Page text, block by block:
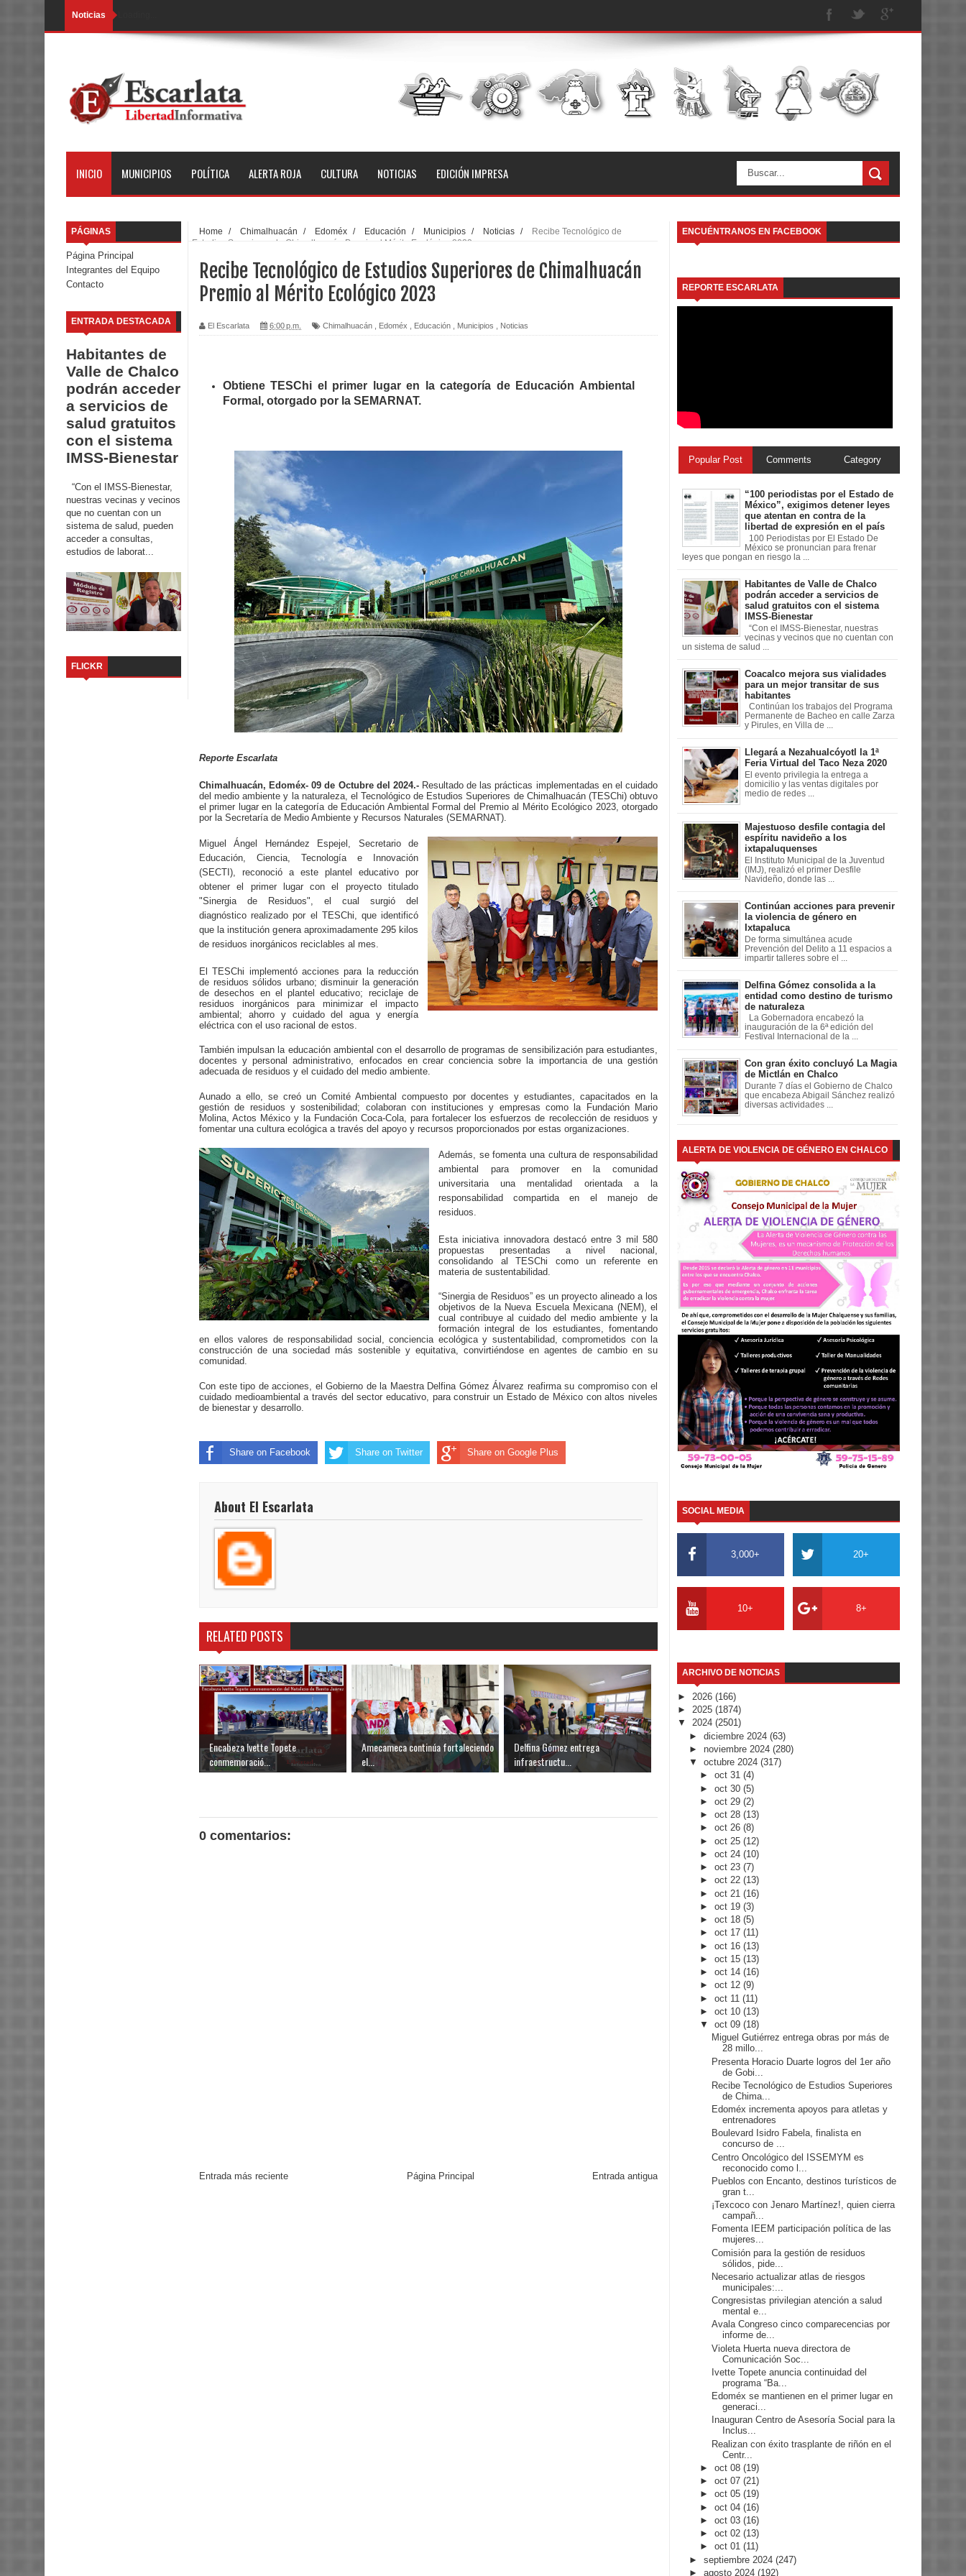
Noticias
INICIO MUNICIPIOS POLÍTICA ALERTA ROJA CULTURA NOTICIAS EDICIÓN IMPRESA
PÁGINAS
Página Principal
Integrantes del Equipo
Contacto
ENTRADA DESTACADA
Habitantes de
Valle de Chalco
podrán acceder
a servicios de
salud gratuitos
con el sistema
IMSS-Bienestar
“Con el IMSS-Bienestar,
nuestras vecinas y vecinos
que no cuentan con un
sistema de salud, pueden
acceder a consultas,
estudios de laborat...
FLICKR
Home / Chimalhuacán / Edoméx / Educación / Municipios / Noticias /
Recibe Tecnológico de
Estudios Superiores de Chimalhuacán Premio al Mérito Ecológico 2023
Recibe Tecnológico de Estudios Superiores de Chimalhuacán
Premio al Mérito Ecológico 2023
El Escarlata 6:00 p.m. Chimalhuacán Edoméx Educación Municipios Noticias
Obtiene TESChi el primer lugar en la categoría de Educación Ambiental
Formal, otorgado por la SEMARNAT.
Reporte Escarlata
Chimalhuacán, Edoméx- 09 de Octubre del 2024.-Resultado de las prácticas implementadas en el cuidado
del medio ambiente y la naturaleza, el Tecnológico de Estudios Superiores de Chimalhuacán (TESChi) obtuvo
el primer lugar en la categoría de Educación Ambiental Formal del Premio al Mérito Ecológico 2023, otorgado
por la Secretaría de Medio Ambiente y Recursos Naturales (SEMARNAT).
Miguel Ángel Hernández Espejel, Secretario de
Educación, Ciencia, Tecnología e Innovación
(SECTI), reconoció a este plantel educativo por
obtener el primer lugar con el proyecto titulado
"Sinergia de Residuos", el cual surgió del
diagnóstico realizado por el TESChi, que identificó
que la institución genera aproximadamente 295 kilos
de residuos inorgánicos reciclables al mes.
El TESChi implementó acciones para la reducción
de residuos sólidos urbano; disminuir la generación
de desechos en el plantel educativo; reciclaje de
residuos inorgánicos para minimizar el impacto
ambiental; ahorro y cuidado del agua y energía
eléctrica con el uso racional de estos.
También impulsan la educación ambiental con el desarrollo de programas de sensibilización para estudiantes,
docentes y personal administrativo, enfocados en crear conciencia sobre la importancia de una gestión
adecuada de residuos y el cuidado del medio ambiente.
Aunado a ello, se creó un Comité Ambiental compuesto por docentes y estudiantes, capacitados en la
gestión de residuos y sostenibilidad; colaboran con instituciones y empresas como la Fundación Mario
Molina, Actos México y la Fundación Coca-Cola, para fortalecer los esfuerzos de recolección de residuos y
fomentar una cultura ecológica a través del apoyo y recursos proporcionados por estas organizaciones.
Además, se fomenta una cultura de responsabilidad
ambiental para promover en la comunidad
universitaria una mentalidad orientada a la
responsabilidad compartida en el manejo de
residuos.
Esta iniciativa innovadora destacó entre 3 mil 580
propuestas presentadas a nivel nacional,
consolidando al TESChi como un referente en
materia de sustentabilidad.
“Sinergia de Residuos” es un proyecto alineado a los
objetivos de la Nueva Escuela Mexicana (NEM), el
cual contribuye al cuidado del medio ambiente y la
formación integral de los estudiantes, fomentando
en ellos valores de responsabilidad social, conciencia ecológica y sustentabilidad, comprometidos con la
construcción de una sociedad más sostenible y equitativa, convirtiéndose en agentes de cambio en su
comunidad.
Con este tipo de acciones, el Gobierno de la Maestra Delfina Gómez Álvarez reafirma su compromiso con el
cuidado medioambiental a través del sector educativo, para construir un Estado de México con altos niveles
de bienestar y desarrollo.
Share on Facebook Share on Twitter Share on Google Plus
About El Escarlata
RELATED POSTS
Encabeza Ivette Topete
conmemoració...
Amecameca continúa fortaleciendo
el...
Delfina Gómez entrega
infraestructu...
0 comentarios:
Entrada más reciente Entrada antigua
Página Principal
ENCUÉNTRANOS EN FACEBOOK
REPORTE ESCARLATA
Popular Post Comments Category
“100 periodistas por el Estado de
México”, exigimos detener leyes
que atentan en contra de la
libertad de expresión en el país
100 Periodistas por El Estado De
México se pronuncian para frenar
leyes que pongan en riesgo la ...
Habitantes de Valle de Chalco
podrán acceder a servicios de
salud gratuitos con el sistema
IMSS-Bienestar
“Con el IMSS-Bienestar, nuestras
vecinas y vecinos que no cuentan con
un sistema de salud ...
Coacalco mejora sus vialidades
para un mejor transitar de sus
habitantes
Continúan los trabajos del Programa
Permanente de Bacheo en calle Zarza
y Pirules, en Villa de ...
Llegará a Nezahualcóyotl la 1ª
Feria Virtual del Taco Neza 2020
El evento privilegia la entrega a
domicilio y las ventas digitales por
medio de redes ...
Majestuoso desfile contagia del
espíritu navideño a los
ixtapaluquenses
El Instituto Municipal de la Juventud
(IMJ), realizó el primer Desfile
Navideño, donde las ...
Continúan acciones para prevenir
la violencia de género en
Ixtapaluca
De forma simultánea acude
Prevención del Delito a 11 espacios a
impartir talleres sobre el ...
Delfina Gómez consolida a la
entidad como destino de turismo
de naturaleza
La Gobernadora encabezó la
inauguración de la 6ª edición del
Festival Internacional de la ...
Con gran éxito concluyó La Magia
de Mictlán en Chalco
Durante 7 días el Gobierno de Chalco
que encabeza Abigail Sánchez realizó
diversas actividades ...
ALERTA DE VIOLENCIA DE GÉNERO EN CHALCO
SOCIAL MEDIA
3,000+ 20+
10+ 8+
ARCHIVO DE NOTICIAS
► 2026 (166)
► 2025 (1874)
▼ 2024 (2501)
► diciembre 2024 (63)
► noviembre 2024 (280)
▼ octubre 2024 (317)
►oct 31(4)
►oct 30(5)
►oct 29(2)
►oct 28(13)
►oct 26(8)
►oct 25(12)
►oct 24(10)
►oct 23(7)
►oct 22(13)
►oct 21(16)
►oct 19(3)
►oct 18(5)
►oct 17(11)
►oct 16(13)
►oct 15(13)
►oct 14(16)
►oct 12(9)
►oct 11(11)
►oct 10(13)
▼oct 09(18)
Miguel Gutiérrez entrega obras por más de
28 millo...
Presenta Horacio Duarte logros del 1er año
de Gobi...
Recibe Tecnológico de Estudios Superiores
de Chima...
Edoméx incrementa apoyos para atletas y
entrenadores
Boulevard Isidro Fabela, finalista en
concurso de ...
Centro Oncológico del ISSEMYM es
reconocido como l...
Pueblos con Encanto, destinos turísticos de
gran t...
¡Texcoco con Jenaro Martínez!, quien cierra
campañ...
Fomenta IEEM participación política de las
mujeres...
Comisión para la gestión de residuos
sólidos, pide...
Necesario actualizar atlas de riesgos
municipales:...
Congresistas privilegian atención a salud
mental e...
Avala Congreso cinco comparecencias por
informe de...
Violeta Huerta nueva directora de
Comunicación Soc...
Ivette Topete anuncia continuidad del
programa “Ba...
Edoméx se mantienen en el primer lugar en
generaci...
Inauguran Centro de Asesoría Social para la
Inclus...
Realizan con éxito trasplante de riñón en el
Centr...
►oct 08(19)
►oct 07(21)
►oct 05(19)
►oct 04(16)
►oct 03(16)
►oct 02(13)
►oct 01(11)
► septiembre 2024 (247)
► agosto 2024 (192)